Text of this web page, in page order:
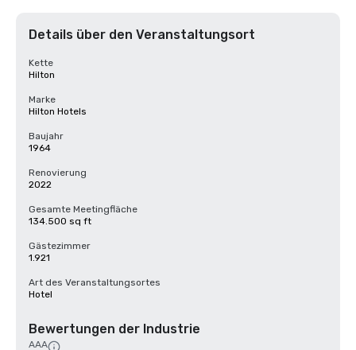
Details über den Veranstaltungsort
Kette
Hilton
Marke
Hilton Hotels
Baujahr
1964
Renovierung
2022
Gesamte Meetingfläche
134.500 sq ft
Gästezimmer
1.921
Art des Veranstaltungsortes
Hotel
Bewertungen der Industrie
AAA